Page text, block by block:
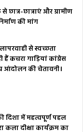
छात्र-छात्राएं और ग्रामीण
की मांग
से स्वच्छता
हैं कचरा गाड़ियां कांग्रेस
आंदोलन की चेतावनी।
दिशा में महत्वपूर्ण पहल
दीक्षा कार्यक्रम का